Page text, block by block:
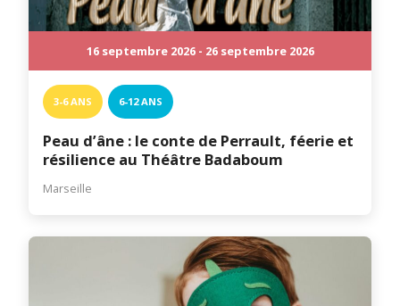
16 septembre 2026 - 26 septembre 2026
3-6 ANS 6-12 ANS
Peau d’âne : le conte de Perrault, féerie et
résilience au Théâtre Badaboum
Marseille